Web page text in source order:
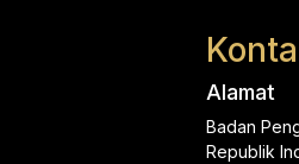
Alamat
Badan
Republik